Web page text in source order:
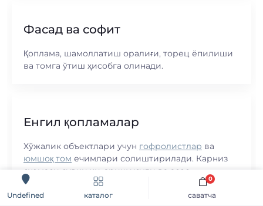
Undefined каталог саватча
0
Фасад ва софит
Қоплама, шамоллатиш оралиғи, торец ёпилиши
ва томга ўтиш ҳисобга олинади.
Енгил қопламалар
Хўжалик объектлари учун гофролистлар ва
юмшоқ том ечимлари солиштирилади. Карниз
схемаси сувни чиқариш усули ва асос
тузилишига боғлиқ.